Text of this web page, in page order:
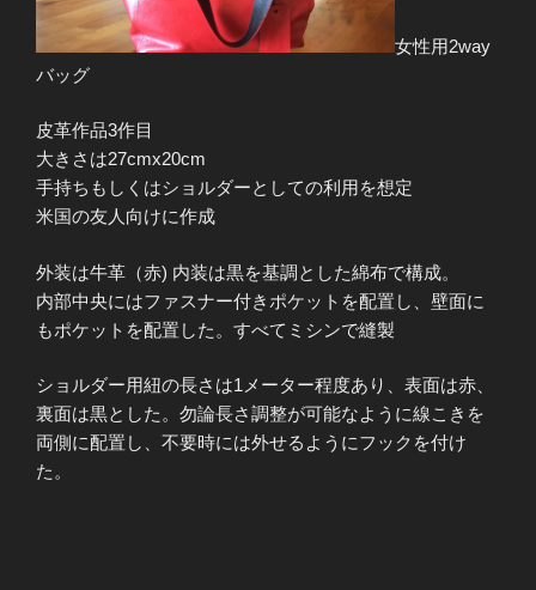
女性用2way
バッグ
皮革作品3作目
大きさは27cmx20cm
手持ちもしくはショルダーとしての利用を想定
米国の友人向けに作成
外装は牛革（赤) 内装は黒を基調とした綿布で構成。
内部中央にはファスナー付きポケットを配置し、壁面に
もポケットを配置した。すべてミシンで縫製
ショルダー用紐の長さは1メーター程度あり、表面は赤、
裏面は黒とした。勿論長さ調整が可能なように線こきを
両側に配置し、不要時には外せるようにフックを付け
た。